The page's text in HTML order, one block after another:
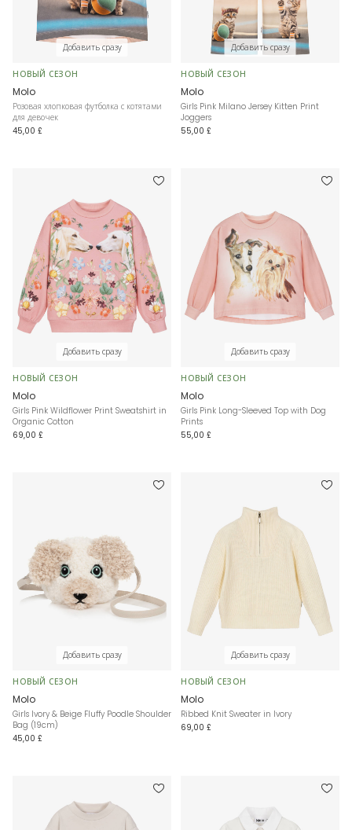
Добавить сразу
НОВЫЙ СЕЗОН
Molo
Розовая хлопковая футболка с котятами
для девочек
45,00 £
Добавить сразу
НОВЫЙ СЕЗОН
Molo
Girls Pink Milano Jersey Kitten Print
Joggers
55,00 £
Добавить сразу
НОВЫЙ СЕЗОН
Molo
Girls Pink Wildflower Print Sweatshirt in
Organic Cotton
69,00 £
Добавить сразу
НОВЫЙ СЕЗОН
Molo
Girls Pink Long-Sleeved Top with Dog
Prints
55,00 £
Добавить сразу
НОВЫЙ СЕЗОН
Molo
Girls Ivory & Beige Fluffy Poodle Shoulder
Bag (19cm)
45,00 £
Добавить сразу
НОВЫЙ СЕЗОН
Molo
Ribbed Knit Sweater in Ivory
69,00 £